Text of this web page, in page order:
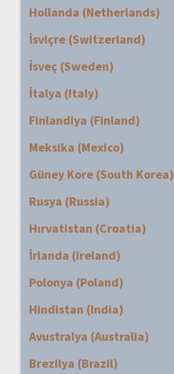
Hollanda (Netherlands)
İsviçre (Switzerland)
İsveç (Sweden)
İtalya (Italy)
Finlandiya (Finland)
Meksika (Mexico)
Güney Kore (South Korea)
Rusya (Russia)
Hırvatistan (Croatia)
İrlanda (Ireland)
Polonya (Poland)
Hindistan (India)
Avustralya (Australia)
Brezilya (Brazil)